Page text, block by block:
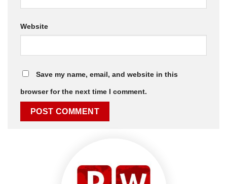
Website
Save my name, email, and website in this
browser for the next time I comment.